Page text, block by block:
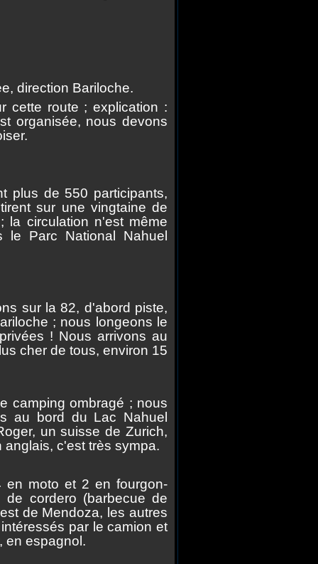
direction Bariloche.
cette route ; explication :
organisée, nous devons
plus de 550 participants,
sur une vingtaine de
la circulation n'est même
Parc National Nahuel
sur la 82, d'abord piste,
; nous longeons le
! Nous arrivons au
cher de tous, environ 15
ombragé ; nous
au bord du Lac Nahuel
un suisse de Zurich,
c'est très sympa.
moto et 2 en fourgon-
cordero (barbecue de
de Mendoza, les autres
par le camion et
en espagnol.